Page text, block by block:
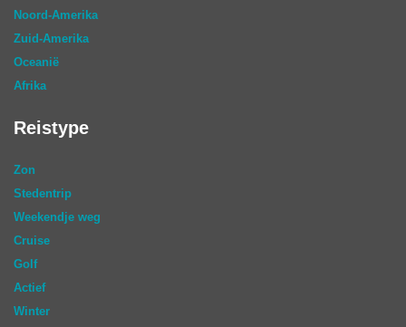
Noord-Amerika
Zuid-Amerika
Oceanië
Afrika
Reistype
Zon
Stedentrip
Weekendje weg
Cruise
Golf
Actief
Winter